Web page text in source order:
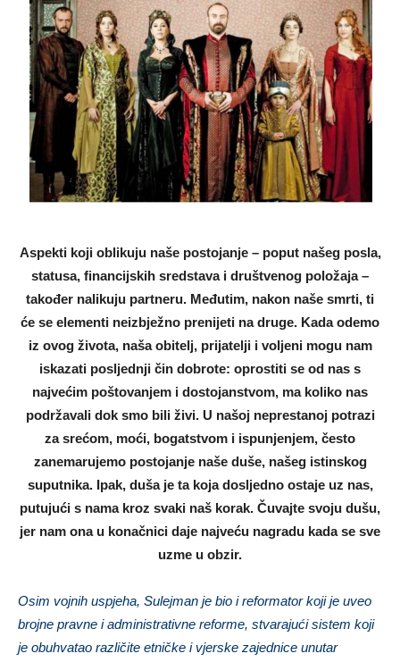
Aspekti koji oblikuju naše postojanje – poput našeg posla,
statusa, financijskih sredstava i društvenog položaja –
također nalikuju partneru. Međutim, nakon naše smrti, ti
će se elementi neizbježno prenijeti na druge. Kada odemo
iz ovog života, naša obitelj, prijatelji i voljeni mogu nam
iskazati posljednji čin dobrote: oprostiti se od nas s
najvećim poštovanjem i dostojanstvom, ma koliko nas
podržavali dok smo bili živi. U našoj neprestanoj potrazi
za srećom, moći, bogatstvom i ispunjenjem, često
zanemarujemo postojanje naše duše, našeg istinskog
suputnika. Ipak, duša je ta koja dosljedno ostaje uz nas,
putujući s nama kroz svaki naš korak. Čuvajte svoju dušu,
jer nam ona u konačnici daje najveću nagradu kada se sve
uzme u obzir.
Osim vojnih uspjeha, Sulejman je bio i reformator koji je uveo
brojne pravne i administrativne reforme, stvarajući sistem koji
je obuhvatao različite etničke i vjerske zajednice unutar